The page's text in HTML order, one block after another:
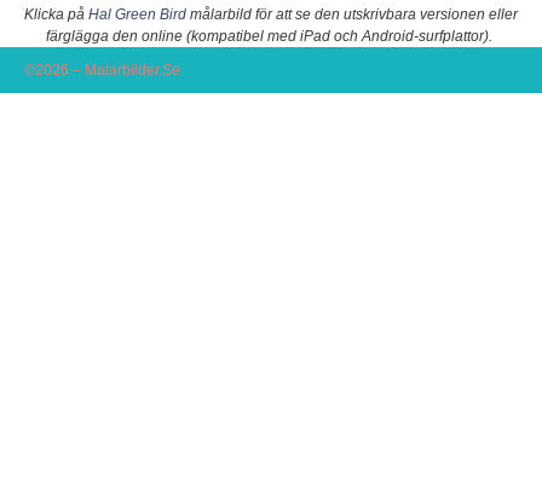
Klicka på Hal Green Bird målarbild för att se den utskrivbara versionen eller
färglägga den online (kompatibel med iPad och Android-surfplattor).
©2026 – Malarbilder.Se